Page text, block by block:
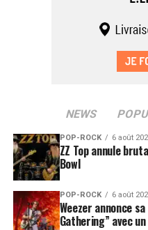
NEWS
POP-ROCK 6 août
ZZ Top annule
Bowl
POP-ROCK 6 août
Weezer annonce
Gathering” avec